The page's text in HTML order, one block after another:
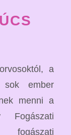
a
sok ember
menni a
Fogászati
fogászati